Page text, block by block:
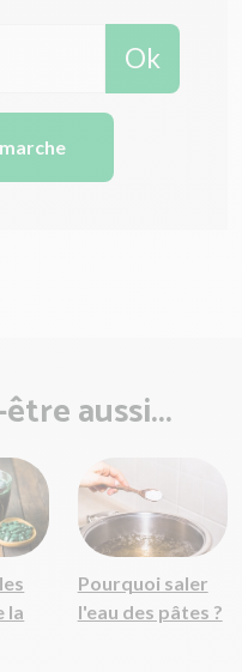
Ok
aussi...
la
Pourquoi saler
l'eau des pâtes ?